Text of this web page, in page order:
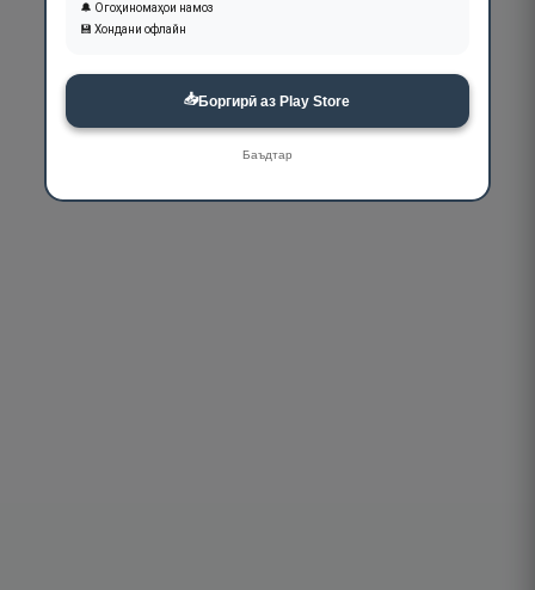
🔔 Огоҳиномаҳои намоз
💾 Хондани офлайн
📥Боргирӣ аз Play Store
Баъдтар